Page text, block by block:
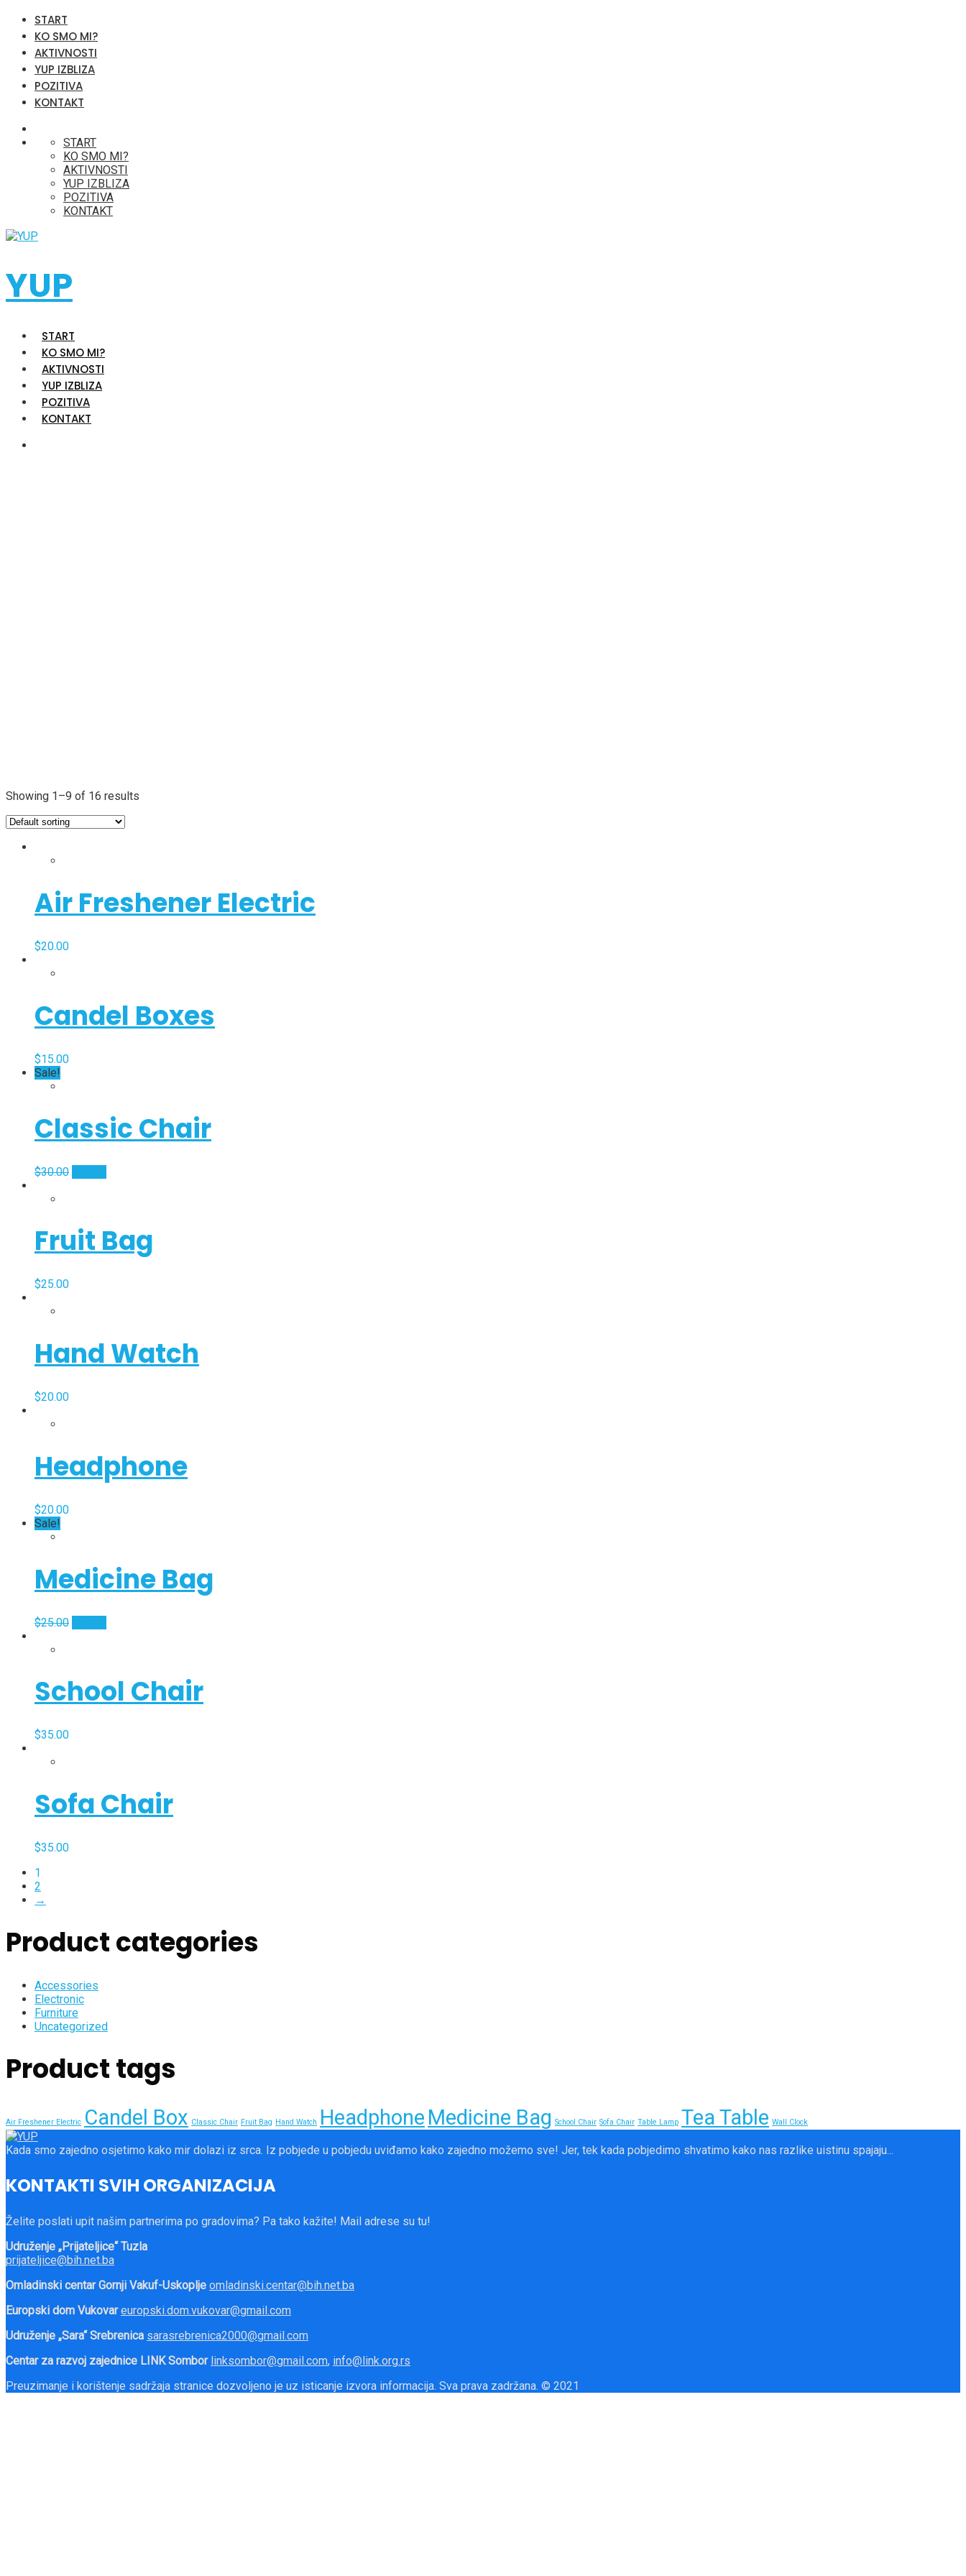
START
KO SMO MI?
AKTIVNOSTI
YUP IZBLIZA
POZITIVA
KONTAKT
START
KO SMO MI?
AKTIVNOSTI
YUP IZBLIZA
POZITIVA
KONTAKT
YUP
START
KO SMO MI?
AKTIVNOSTI
YUP IZBLIZA
POZITIVA
KONTAKT
Showing 1–9 of 16 results
Air Freshener Electric
$20.00
Candel Boxes
$15.00
Sale!
Classic Chair
$30.00
Fruit Bag
$25.00
Hand Watch
$20.00
Headphone
$20.00
Sale!
Medicine Bag
$25.00
School Chair
$35.00
Sofa Chair
$35.00
1
2
→
Product categories
Accessories
Electronic
Furniture
Uncategorized
Product tags
Air Freshener Electric Candel Box Classic Chair Fruit Bag Hand Watch Headphone Medicine Bag School Chair Sofa Chair Table Lamp Tea Table Wall Clock
Kada smo zajedno osjetimo kako mir dolazi iz srca. Iz pobjede u pobjedu uviđamo kako zajedno možemo sve! Jer, tek kada pobjedimo shvatimo kako nas razlike uistinu spajaju...
KONTAKTI SVIH ORGANIZACIJA
Želite poslati upit našim partnerima po gradovima? Pa tako kažite! Mail adrese su tu!
Udruženje „Prijateljice“ Tuzla
prijateljice@bih.net.ba
Omladinski centar Gornji Vakuf-Uskoplje omladinski.centar@bih.net.ba
Europski dom Vukovar europski.dom.vukovar@gmail.com
Udruženje „Sara“ Srebrenica sarasrebrenica2000@gmail.com
Centar za razvoj zajednice LINK Sombor linksombor@gmail.com, info@link.org.rs
Preuzimanje i korištenje sadržaja stranice dozvoljeno je uz isticanje izvora informacija. Sva prava zadržana. © 2021